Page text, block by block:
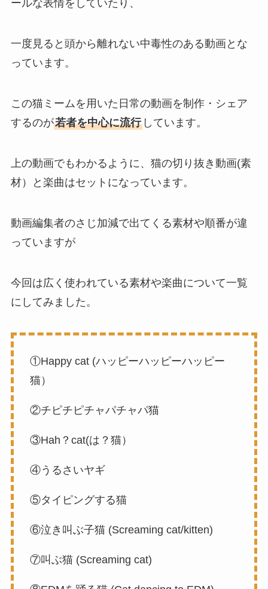
ールな表情をしていたり、
一度見ると頭から離れない中毒性のある動画とな
っています。
この猫ミームを用いた日常の動画を制作・シェア
するのが若者を中心に流行しています。
上の動画でもわかるように、猫の切り抜き動画(素
材）と楽曲はセットになっています。
動画編集者のさじ加減で出てくる素材や順番が違
っていますが
今回は広く使われている素材や楽曲について一覧
にしてみました。
①Happy cat (ハッピーハッピーハッピー
猫）
②チピチピチャパチャパ猫
③Hah？cat(は？猫）
④うるさいヤギ
⑤タイピングする猫
⑥泣き叫ぶ子猫 (Screaming cat/kitten)
⑦叫ぶ猫 (Screaming cat)